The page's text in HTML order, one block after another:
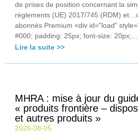
de prises de position concernant la
règlements (UE) 2017/745 (RDM)
abonnés Premium <div id="load"
#000; padding: 25px; font-size: 20px;...
Lire la suite >>
MHRA : mise à jour du
« produits frontière –
et autres produits »
2026-08-05